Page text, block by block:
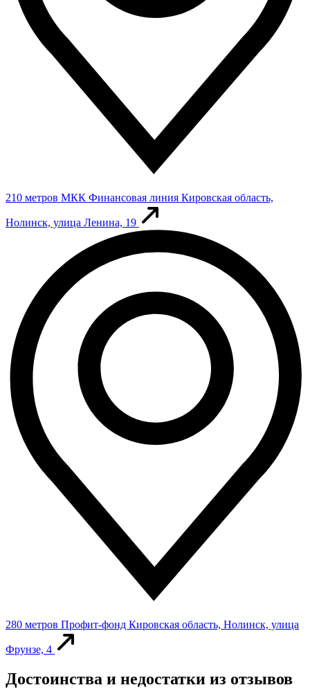
210 метров МКК Финансовая линия Кировская область,
Нолинск, улица Ленина, 19
280 метров Профит-фонд Кировская область, Нолинск, улица
Фрунзе, 4
Достоинства и недостатки из отзывов